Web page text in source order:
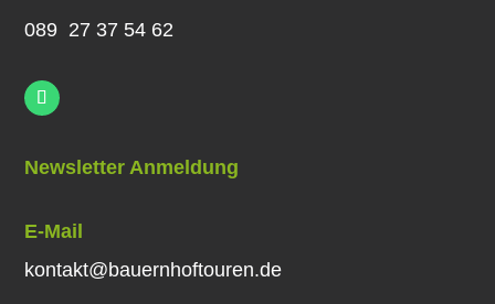
089 27 37 54 62
Newsletter Anmeldung
E-Mail
kontakt@bauernhoftouren.de